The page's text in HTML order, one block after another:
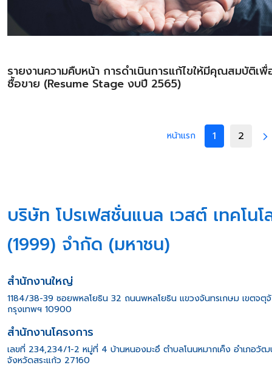
รายงานความคืบหน้า การดำเนินการแก้ไขให้มีคุณสมบัติเ
ซื้อขาย (Resume Stage งบปี 2565)
หน้าแรก 1 2 arrow_forward_ios
บริษัท โปรเฟสชั่นแนล เวสต์ เทคโนโ
(1999) จำกัด (มหาชน)
สำนักงานใหญ่
1184/38-39 ซอยพหลโยธิน 32 ถนนพหลโยธิน แขวงจันทรเกษม เขตจตุ
กรุงเทพฯ 10900
สำนักงานโครงการ
เลขที่ 234,234/1-2 หมู่ที่ 4 บ้านหนองมะอึ ตำบลโนนหมากเค็ง อำเภอวัฒ
จังหวัดสระแก้ว 27160